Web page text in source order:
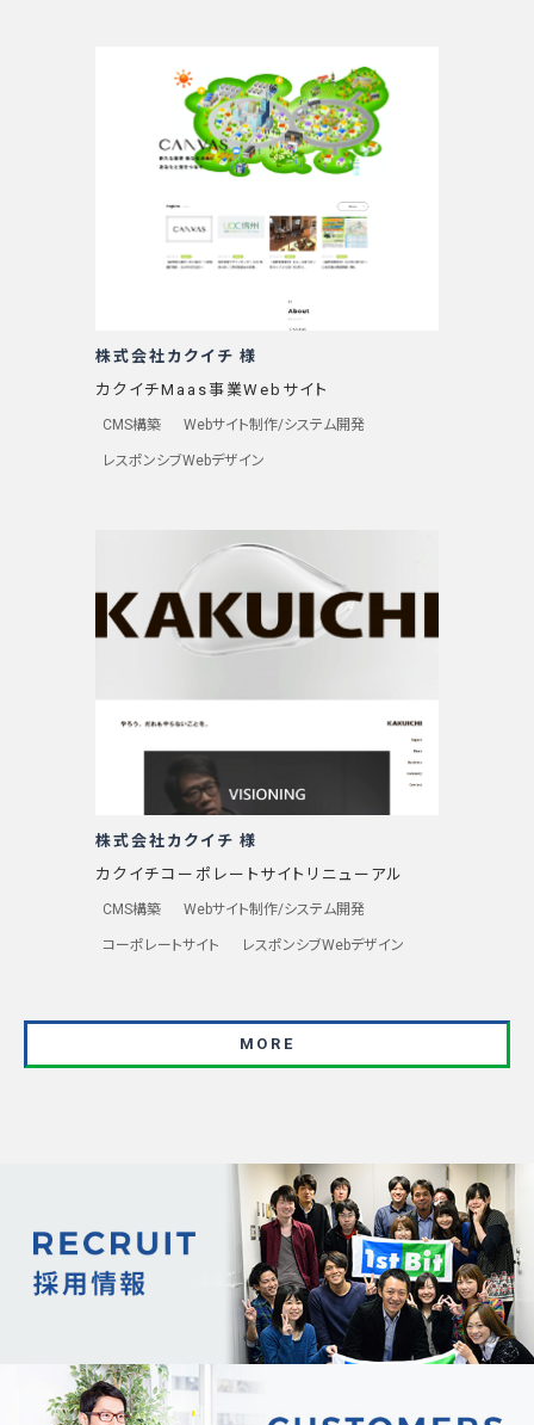
株式会社カクイチ 様
カクイチMaas事業Webサイト
CMS構築 Webサイト制作/システム開発
レスポンシブWebデザイン
株式会社カクイチ 様
カクイチコーポレートサイトリニューアル
CMS構築 Webサイト制作/システム開発
コーポレートサイト レスポンシブWebデザイン
MORE